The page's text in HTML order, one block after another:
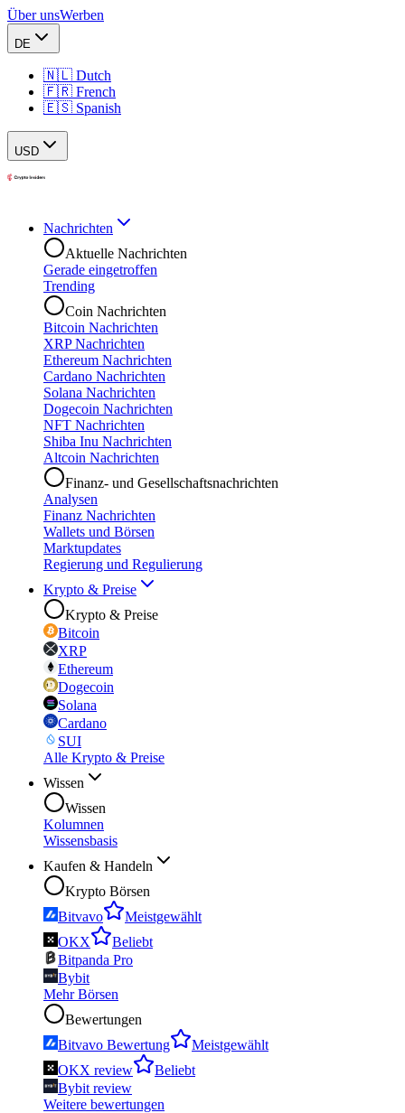
Über unsWerben
DE
🇳🇱 Dutch
🇫🇷 French
🇪🇸 Spanish
USD
Nachrichten
Aktuelle Nachrichten
Gerade eingetroffen
Trending
Coin Nachrichten
Bitcoin Nachrichten
XRP Nachrichten
Ethereum Nachrichten
Cardano Nachrichten
Solana Nachrichten
Dogecoin Nachrichten
NFT Nachrichten
Shiba Inu Nachrichten
Altcoin Nachrichten
Finanz- und Gesellschaftsnachrichten
Analysen
Finanz Nachrichten
Wallets und Börsen
Marktupdates
Regierung und Regulierung
Krypto & Preise
Krypto & Preise
Bitcoin
XRP
Ethereum
Dogecoin
Solana
Cardano
SUI
Alle Krypto & Preise
Wissen
Wissen
Kolumnen
Wissensbasis
Kaufen & Handeln
Krypto Börsen
Bitvavo
Meistgewählt
OKX
Beliebt
Bitpanda Pro
Bybit
Mehr Börsen
Bewertungen
Bitvavo Bewertung
Meistgewählt
OKX review
Beliebt
Bybit review
Weitere bewertungen